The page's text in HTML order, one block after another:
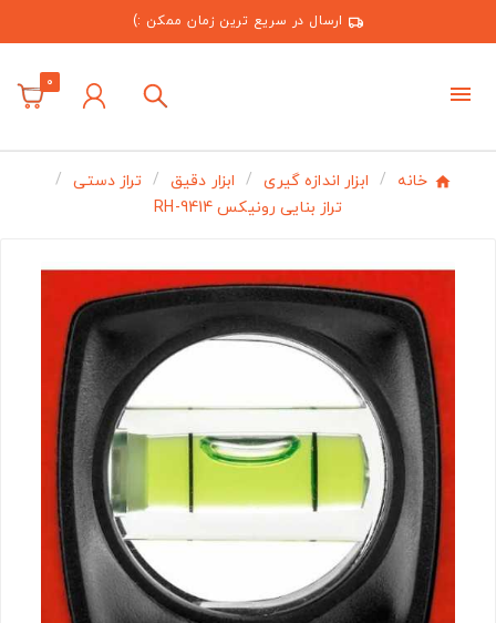
ارسال در سریع ترین زمان ممکن :)
0
خانه ابزار اندازه گیری ابزار دقیق
تراز دستی
تراز بنایی رونیکس RH-9414